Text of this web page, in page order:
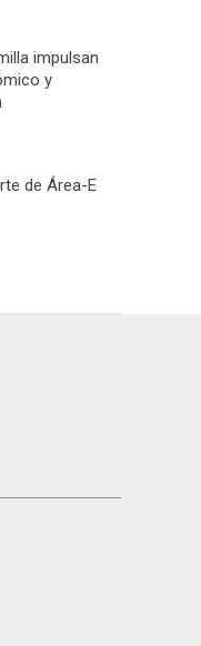
impulsan
y
de Área-E